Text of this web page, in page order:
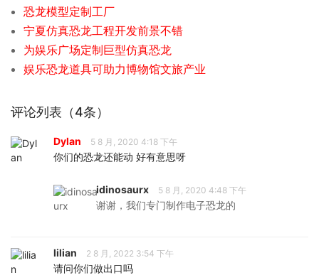
恐龙模型定制工厂
宁夏仿真恐龙工程开发前景不错
为娱乐广场定制巨型仿真恐龙
娱乐恐龙道具可助力博物馆文旅产业
评论列表（4条）
Dylan 5 8 月, 2020 4:18 下午
你们的恐龙还能动 好有意思呀
idinosaurx 5 8 月, 2020 4:48 下午
谢谢，我们专门制作电子恐龙的
lilian 2 8 月, 2022 3:54 下午
请问你们做出口吗